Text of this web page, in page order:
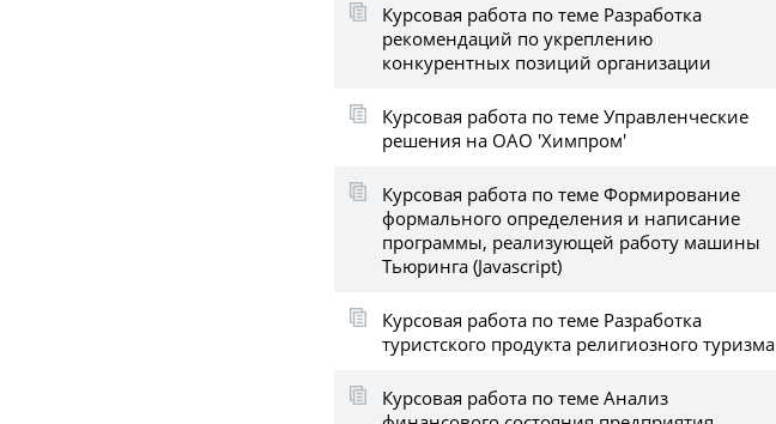
Курсовая работа по теме Разработка
рекомендаций по укреплению
конкурентных позиций организации
Курсовая работа по теме Управленческие
решения на ОАО 'Химпром'
Курсовая работа по теме Формирование
формального определения и написание
программы, реализующей работу машины
Тьюринга (Javascript)
Курсовая работа по теме Разработка
туристского продукта религиозного туризма
Курсовая работа по теме Анализ